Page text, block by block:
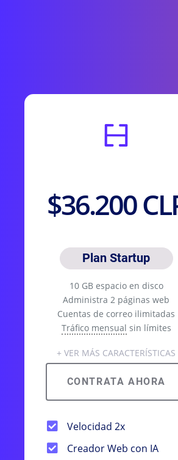
$36.200
Plan Startup
10 GB espacio en disco
Administra 2 páginas web
Cuentas de correo ilimitadas
Tráfico mensual sin límites
+ VER MÁS CARACTERÍSTICAS
CONTRATA AHORA
Velocidad 2x
Creador Web con IA